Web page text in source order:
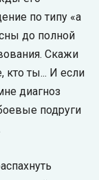
по типу «а
до полной
Скажи
кто ты... И если
диагноз
подруги